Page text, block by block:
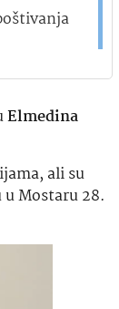
Elmedina
ali su
Mostaru 28.